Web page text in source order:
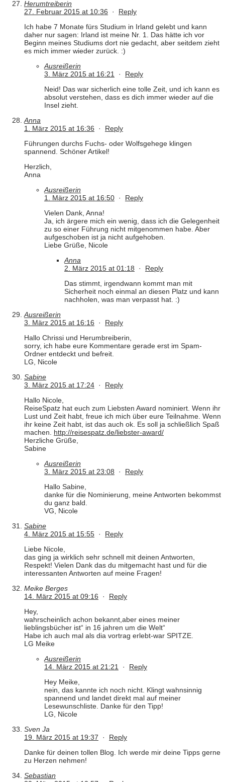
Herumtreiberin
27. Februar 2015 at 10:36 · Reply
Ich habe 7 Monate fürs Studium in Irland gelebt und kann
daher nur sagen: Irland ist meine Nr. 1. Das hätte ich vor
Beginn meines Studiums dort nie gedacht, aber seitdem zieht
es mich immer wieder zurück. :)
Ausreißerin
3. März 2015 at 16:21 · Reply
Neid! Das war sicherlich eine tolle Zeit, und ich kann es
absolut verstehen, dass es dich immer wieder auf die
Insel zieht.
Anna
1. März 2015 at 16:36 · Reply
Führungen durchs Fuchs- oder Wolfsgehege klingen
spannend. Schöner Artikel!
Herzlich,
Anna
Ausreißerin
1. März 2015 at 16:50 · Reply
Vielen Dank, Anna!
Ja, ich ärgere mich ein wenig, dass ich die Gelegenheit
zu so einer Führung nicht mitgenommen habe. Aber
aufgeschoben ist ja nicht aufgehoben.
Liebe Grüße, Nicole
Anna
2. März 2015 at 01:18 · Reply
Das stimmt, irgendwann kommt man mit
Sicherheit noch einmal an diesen Platz und kann
nachholen, was man verpasst hat. :)
Ausreißerin
3. März 2015 at 16:16 · Reply
Hallo Chrissi und Herumbreiberin,
sorry, ich habe eure Kommentare gerade erst im Spam-
Ordner entdeckt und befreit.
LG, Nicole
Sabine
3. März 2015 at 17:24 · Reply
Hallo Nicole,
ReiseSpatz hat euch zum Liebsten Award nominiert. Wenn ihr
Lust und Zeit habt, freue ich mich über eure Teilnahme. Wenn
ihr keine Zeit habt, ist das auch ok. Es soll ja schließlich Spaß
machen. http://reisespatz.de/liebster-award/
Herzliche Grüße,
Sabine
Ausreißerin
3. März 2015 at 23:08 · Reply
Hallo Sabine,
danke für die Nominierung, meine Antworten bekommst
du ganz bald.
VG, Nicole
Sabine
4. März 2015 at 15:55 · Reply
Liebe Nicole,
das ging ja wirklich sehr schnell mit deinen Antworten,
Respekt! Vielen Dank das du mitgemacht hast und für die
interessanten Antworten auf meine Fragen!
Meike Berges
14. März 2015 at 09:16 · Reply
Hey,
wahrscheinlich achon bekannt,aber eines meiner
lieblingsbücher ist“ in 16 jahren um die Welt“
Habe ich auch mal als dia vortrag erlebt-war SPITZE.
LG Meike
Ausreißerin
14. März 2015 at 21:21 · Reply
Hey Meike,
nein, das kannte ich noch nicht. Klingt wahnsinnig
spannend und landet direkt mal auf meiner
Lesewunschliste. Danke für den Tipp!
LG, Nicole
Sven Ja
19. März 2015 at 19:37 · Reply
Danke für deinen tollen Blog. Ich werde mir deine Tipps gerne
zu Herzen nehmen!
Sebastian